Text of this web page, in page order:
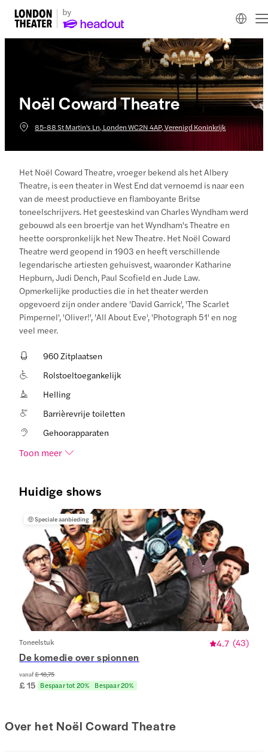
Noël Coward Theatre
85-88 St Martin's Ln, Londen WC2N 4AP, Verenigd Koninkrijk
Het Noël Coward Theatre, vroeger bekend als het Albery
Theatre, is een theater in West End dat vernoemd is naar een
van de meest productieve en flamboyante Britse
toneelschrijvers. Het geesteskind van Charles Wyndham werd
gebouwd als een broertje van het Wyndham's Theatre en
heette oorspronkelijk het New Theatre. Het Noël Coward
Theatre werd geopend in 1903 en heeft verschillende
legendarische artiesten gehuisvest, waaronder Katharine
Hepburn, Judi Dench, Paul Scofield en Jude Law.
Opmerkelijke producties die in het theater werden
opgevoerd zijn onder andere 'David Garrick', 'The Scarlet
Pimpernel', 'Oliver!', 'All About Eve', 'Photograph 51' en nog
veel meer.
960 Zitplaatsen
Rolstoeltoegankelijk
Helling
Barrièrevrije toiletten
Gehoorapparaten
Toon meer
Huidige shows
🤑Speciale aanbieding
Toneelstuk 4.7 (43)
De komedie over spionnen
vanaf£ 18,75
£ 15 Bespaar tot 20% Bespaar 20%
Over het Noël Coward Theatre